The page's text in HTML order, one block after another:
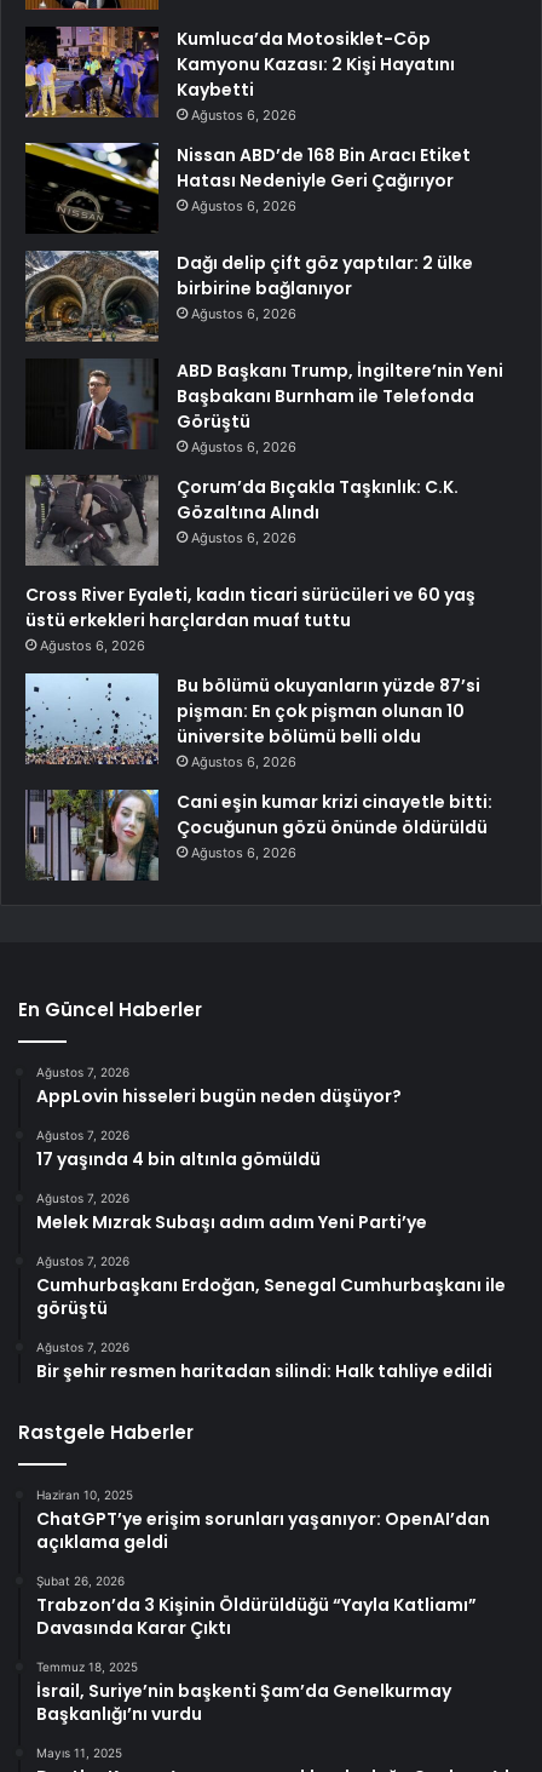
Kumluca’da Motosiklet-Cöp
Kamyonu Kazası: 2 Kişi Hayatını
Kaybetti
Ağustos 6, 2026
Nissan ABD’de 168 Bin Aracı Etiket
Hatası Nedeniyle Geri Çağırıyor
Ağustos 6, 2026
Dağı delip çift göz yaptılar: 2 ülke
birbirine bağlanıyor
Ağustos 6, 2026
ABD Başkanı Trump, İngiltere’nin Yeni
Başbakanı Burnham ile Telefonda
Görüştü
Ağustos 6, 2026
Çorum’da Bıçakla Taşkınlık: C.K.
Gözaltına Alındı
Ağustos 6, 2026
Cross River Eyaleti, kadın ticari sürücüleri ve 60 yaş
üstü erkekleri harçlardan muaf tuttu
Ağustos 6, 2026
Bu bölümü okuyanların yüzde 87’si
pişman: En çok pişman olunan 10
üniversite bölümü belli oldu
Ağustos 6, 2026
Cani eşin kumar krizi cinayetle bitti:
Çocuğunun gözü önünde öldürüldü
Ağustos 6, 2026
En Güncel Haberler
Ağustos 7, 2026
AppLovin hisseleri bugün neden düşüyor?
Ağustos 7, 2026
17 yaşında 4 bin altınla gömüldü
Ağustos 7, 2026
Melek Mızrak Subaşı adım adım Yeni Parti’ye
Ağustos 7, 2026
Cumhurbaşkanı Erdoğan, Senegal Cumhurbaşkanı ile
görüştü
Ağustos 7, 2026
Bir şehir resmen haritadan silindi: Halk tahliye edildi
Rastgele Haberler
Haziran 10, 2025
ChatGPT’ye erişim sorunları yaşanıyor: OpenAI’dan
açıklama geldi
Şubat 26, 2026
Trabzon’da 3 Kişinin Öldürüldüğü “Yayla Katliamı”
Davasında Karar Çıktı
Temmuz 18, 2025
İsrail, Suriye’nin başkenti Şam’da Genelkurmay
Başkanlığı’nı vurdu
Mayıs 11, 2025